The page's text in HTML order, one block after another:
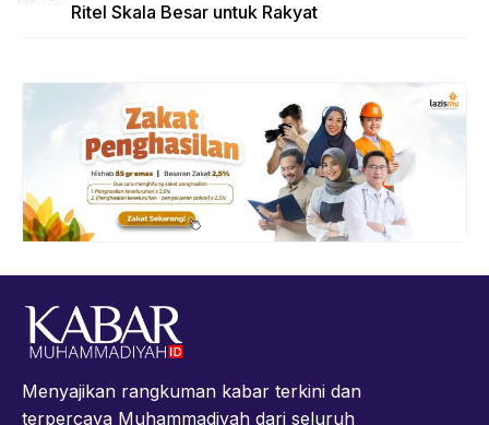
Ritel Skala Besar untuk Rakyat
Menyajikan rangkuman kabar terkini dan
terpercaya Muhammadiyah dari seluruh